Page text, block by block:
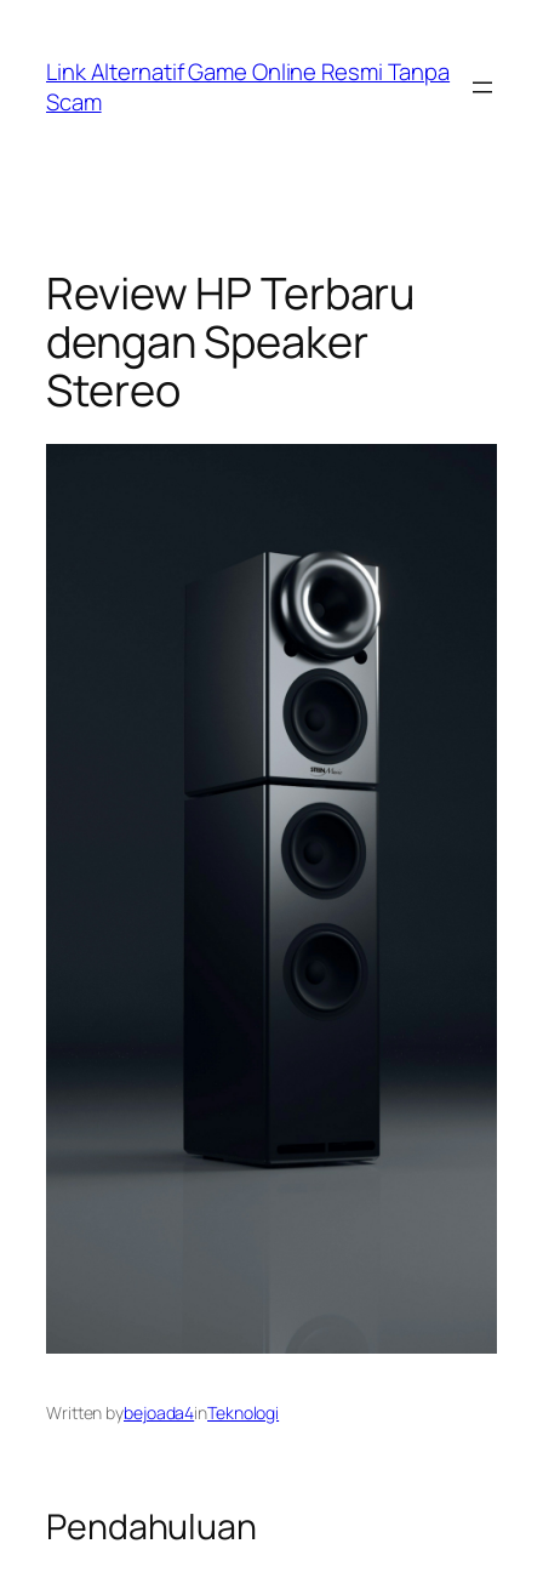
content
Link Alternatif Game Online Resmi Tanpa
Scam
Review HP Terbaru
dengan Speaker
Stereo
Written bybejoada4inTeknologi
Pendahuluan